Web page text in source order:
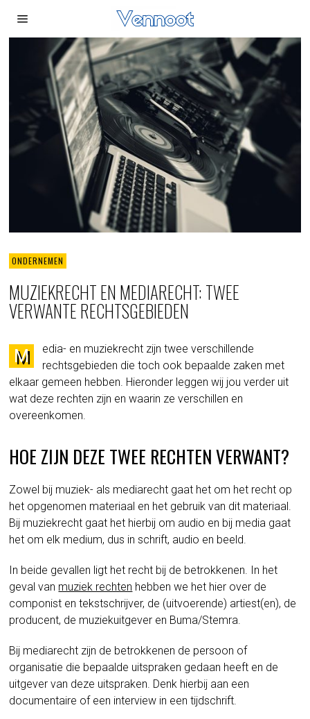
ONDERNEMEN
MUZIEKRECHT EN MEDIARECHT: TWEE
VERWANTE RECHTSGEBIEDEN
M
edia- en muziekrecht zijn twee verschillende
rechtsgebieden die toch ook bepaalde zaken met
elkaar gemeen hebben. Hieronder leggen wij jou verder uit
wat deze rechten zijn en waarin ze verschillen en
overeenkomen.
HOE ZIJN DEZE TWEE RECHTEN VERWANT?
Zowel bij muziek- als mediarecht gaat het om het recht op
het opgenomen materiaal en het gebruik van dit materiaal.
Bij muziekrecht gaat het hierbij om audio en bij media gaat
het om elk medium, dus in schrift, audio en beeld.
In beide gevallen ligt het recht bij de betrokkenen. In het
geval van muziek rechten hebben we het hier over de
componist en tekstschrijver, de (uitvoerende) artiest(en), de
producent, de muziekuitgever en Buma/Stemra.
Bij mediarecht zijn de betrokkenen de persoon of
organisatie die bepaalde uitspraken gedaan heeft en de
uitgever van deze uitspraken. Denk hierbij aan een
documentaire of een interview in een tijdschrift.